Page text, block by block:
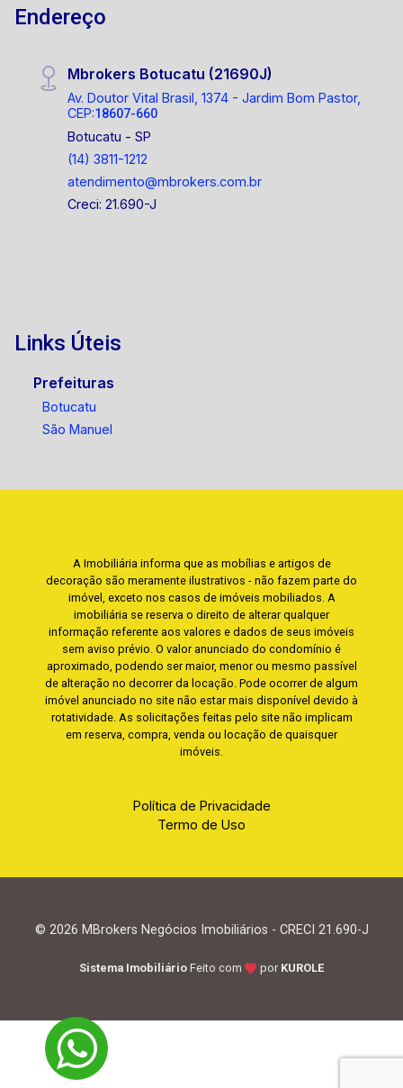
Endereço
Mbrokers Botucatu (21690J)
Av. Doutor Vital Brasil, 1374 - Jardim Bom Pastor,
CEP:18607-660
Botucatu - SP
(14) 3811-1212
atendimento@mbrokers.com.br
Creci: 21.690-J
Links Úteis
Prefeituras
Botucatu
São Manuel
A Imobiliária informa que as mobílias e artigos de
decoração são meramente ilustrativos - não fazem parte do
imóvel, exceto nos casos de imóveis mobiliados. A
imobiliária se reserva o direito de alterar qualquer
informação referente aos valores e dados de seus imóveis
sem aviso prévio. O valor anunciado do condomínio é
aproximado, podendo ser maior, menor ou mesmo passível
de alteração no decorrer da locação. Pode ocorrer de algum
imóvel anunciado no site não estar mais disponível devido à
rotatividade. As solicitações feitas pelo site não implicam
em reserva, compra, venda ou locação de quaisquer
imóveis.
Política de Privacidade
Termo de Uso
© 2026 MBrokers Negócios Imobiliários - CRECI 21.690-J
Sistema Imobiliário Feito com por KUROLE